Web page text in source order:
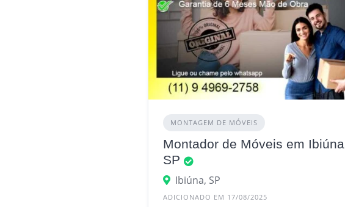
MONTAGEM DE MÓVEIS
Montador de Móveis em Ibiúna
SP
Ibiúna, SP
ADICIONADO EM 17/08/2025